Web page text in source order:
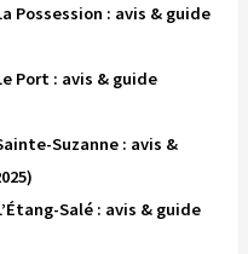
Possession : avis & guide
Port : avis & guide
Suzanne : avis &
Salé : avis & guide